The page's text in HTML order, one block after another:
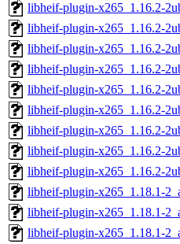
libheif-plugin-x265_1.16.2-
libheif-plugin-x265_1.16.2-
libheif-plugin-x265_1.16.2-
libheif-plugin-x265_1.16.2-
libheif-plugin-x265_1.16.2-
libheif-plugin-x265_1.16.2-
libheif-plugin-x265_1.16.2-
libheif-plugin-x265_1.16.2-
libheif-plugin-x265_1.16.2-
libheif-plugin-x265_1.18.1-
libheif-plugin-x265_1.18.1-
libheif-plugin-x265_1.18.1-